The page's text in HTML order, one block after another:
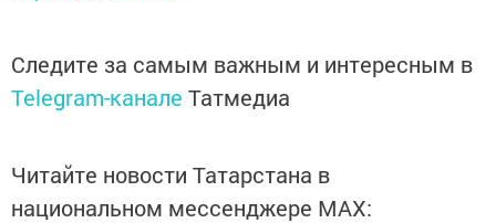
Следите за самым важным и интересным в
Telegram-канале Татмедиа
Читайте новости Татарстана в
национальном мессенджере MАХ: